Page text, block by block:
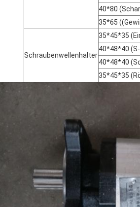
40*80
35*65
Schraubenwellenhalter
35*45*35
40*48*40
40*48*40
35*45*35